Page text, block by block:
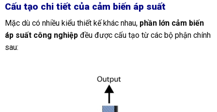
Cấu tạo chi tiết của cảm biến áp suất
Mặc dù có nhiều kiểu thiết kế khác nhau, phần lớn cảm biến
áp suất công nghiệp đều được cấu tạo từ các bộ phận chính
sau: